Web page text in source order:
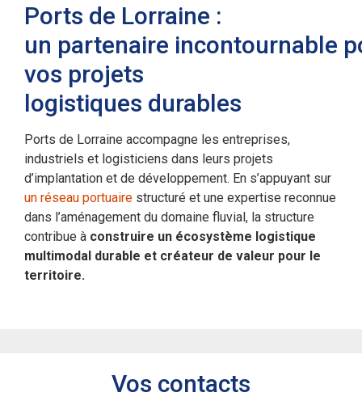
Ports de Lorraine :
un partenaire incontournable
vos projets
logistiques durables
Ports de Lorraine accompagne les entreprises,
industriels et logisticiens dans leurs projets
d’implantation et de développement. En s’appuyant sur
un réseau portuaire structuré et une expertise reconnue
dans l’aménagement du domaine fluvial, la structure
contribue à construire un écosystème logistique
multimodal durable et créateur de valeur pour le
territoire.
Vos contacts